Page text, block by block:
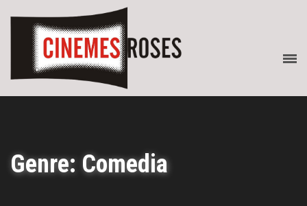
Genre: Comedia